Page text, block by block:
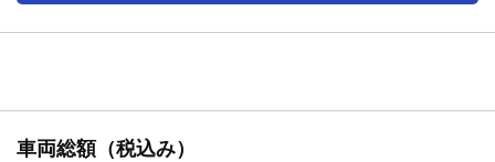
車両総額（税込み）